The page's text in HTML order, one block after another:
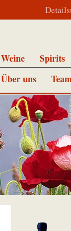
Weine
Spirits
Über uns